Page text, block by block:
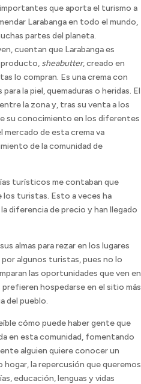
que aporta el turismo a
Larabanga en todo el mundo,
partes del planeta.
cuentan que Larabanga es
producto, sheabutter, creado en
lo compran. Es una crema con
la piel, quemaduras o heridas. El
la zona y, tras su venta a los
su conocimiento en los diferentes
mercado de esta crema va
de la comunidad de
turísticos me contaban que
los turistas. Esto a veces ha
diferencia de precio y han llegado
almas para rezar en los lugares
algunos turistas, pues no lo
las oportunidades que ven en
hospedarse en el sitio más
del pueblo.
cómo puede haber gente que
en esta comunidad, fomentando
alguien quiere conocer un
la repercusión que queremos
educación, lenguas y vidas